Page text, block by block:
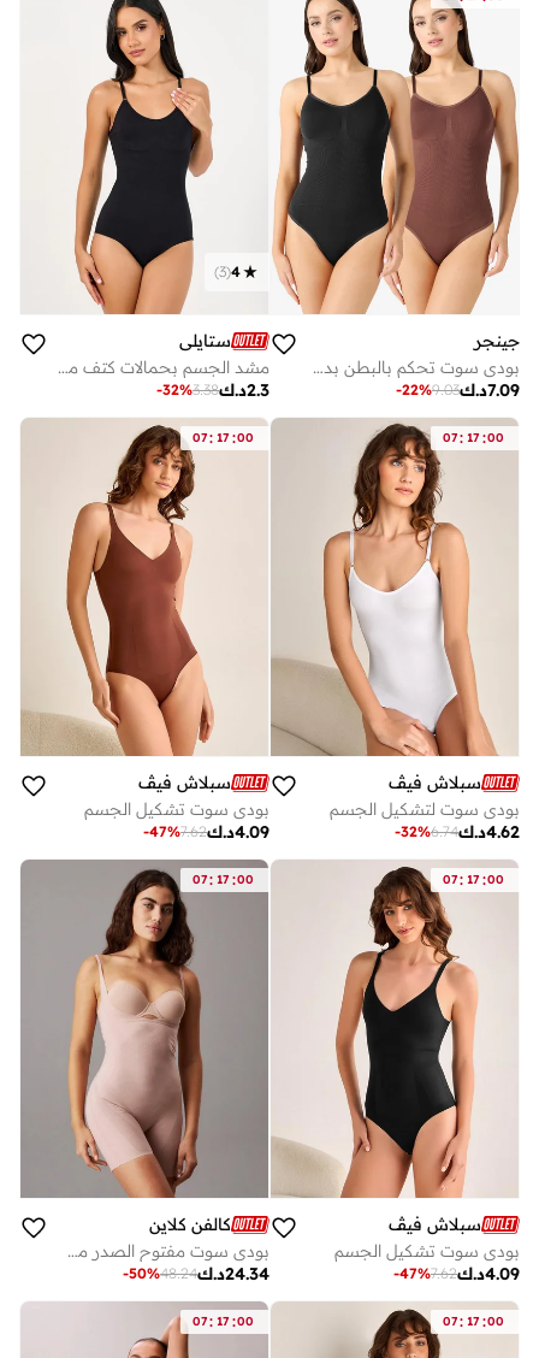
جينجر
بودي سوت تحكم بالبطن بدون خياطة بحمالات قطعتين
د.ك7.09
9.03
-22%
4
(
3
)
ستايلي
مشد الجسم بحمالات كتف مع قفل بعين وخطاف
د.ك2.3
3.38
-32%
07: 17 :00
سبلاش فيڤ
بودي سوت لتشكيل الجسم
د.ك4.62
6.74
-32%
07: 17 :00
سبلاش فيڤ
بودي سوت تشكيل الجسم
د.ك4.09
7.62
-47%
07: 17 :00
سبلاش فيڤ
بودي سوت تشكيل الجسم
د.ك4.09
7.62
-47%
07: 17 :00
كالفن كلاين
بودي سوت مفتوح الصدر من تشكيلة Stay Put Mesh
د.ك24.34
48.24
-50%
07: 17 :00
07: 17 :00